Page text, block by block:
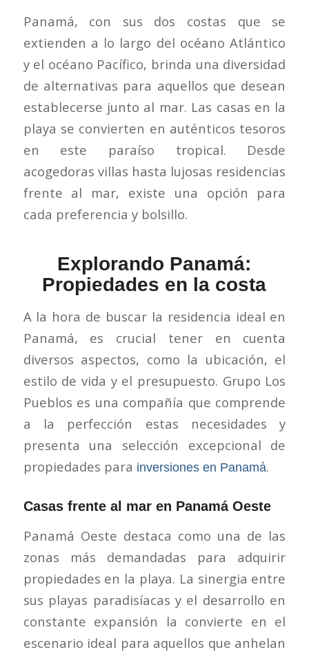
Panamá, con sus dos costas que se
extienden a lo largo del océano Atlántico
y el océano Pacífico, brinda una diversidad
de alternativas para aquellos que desean
establecerse junto al mar. Las casas en la
playa se convierten en auténticos tesoros
en este paraíso tropical. Desde
acogedoras villas hasta lujosas residencias
frente al mar, existe una opción para
cada preferencia y bolsillo.
Explorando Panamá:
Propiedades en la costa
A la hora de buscar la residencia ideal en
Panamá, es crucial tener en cuenta
diversos aspectos, como la ubicación, el
estilo de vida y el presupuesto. Grupo Los
Pueblos es una compañía que comprende
a la perfección estas necesidades y
presenta una selección excepcional de
propiedades para inversiones en Panamá.
Casas frente al mar en Panamá Oeste
Panamá Oeste destaca como una de las
zonas más demandadas para adquirir
propiedades en la playa. La sinergia entre
sus playas paradisíacas y el desarrollo en
constante expansión la convierte en el
escenario ideal para aquellos que anhelan